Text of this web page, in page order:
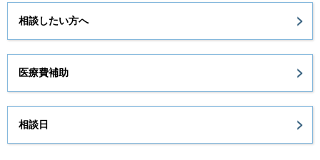
相談したい方へ
医療費補助
相談日